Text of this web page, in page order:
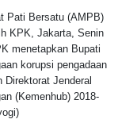
Pati Bersatu (AMPB)
KPK, Jakarta, Senin
menetapkan Bupati
korupsi pengadaan
Direktorat Jenderal
(Kemenhub) 2018-